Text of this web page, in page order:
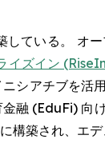
ている。 オ
イズイン
シアチブを活
融 (EduFi) 向
構築され、エ